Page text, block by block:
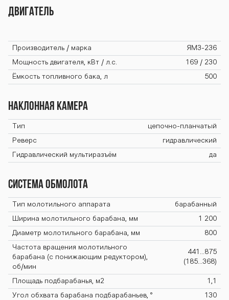
Двигатель
Производитель / марка ЯМЗ-236
Мощность двигателя, кВт / л.с. 169 / 230
Ёмкость топливного бака, л 500
Наклонная камера
Тип цепочно-планчатый
Реверс гидравлический
Гидравлический мультиразъём да
Система обмолота
Тип молотильного аппарата барабанный
Ширина молотильного барабана, мм 1 200
Диаметр молотильного барабана, мм 800
Частота вращения молотильного
барабана (с понижающим редуктором),
об/мин
441...875
(185...368)
Площадь подбарабанья, м2 1,1
Угол обхвата барабана подбарабаньев, ° 130